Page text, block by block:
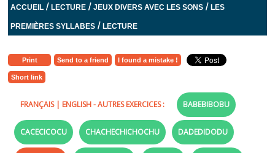
ACCUEIL /LECTURE /JEUX DIVERS AVEC LES SONS /LES
PREMIÈRES SYLLABES /LECTURE
Print Send to a friend I found a mistake !
Short link
FRANÇAIS| ENGLISH- AUTRES EXERCICES : BABEBIBOBU
CACECICOCU CHACHECHICHOCHU DADEDIDODU